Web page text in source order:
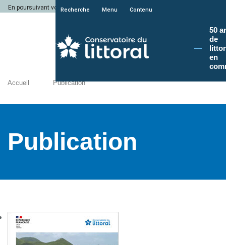
En poursuivant votre navigation sur le site du Conservatoire du littoral, vous
Recherche Menu Contenu
50
de
en
Accueil Publication
Publication